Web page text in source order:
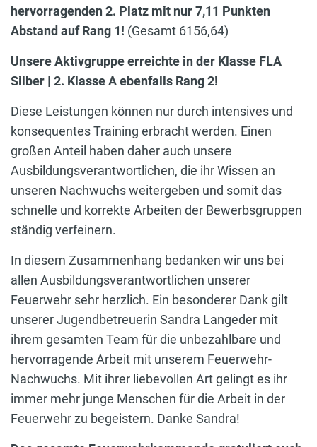
hervorragenden 2. Platz mit nur 7,11 Punkten
Abstand auf Rang 1! (Gesamt 6156,64)
Unsere Aktivgruppe erreichte in der Klasse FLA
Silber | 2. Klasse A ebenfalls Rang 2!
Diese Leistungen können nur durch intensives und
konsequentes Training erbracht werden. Einen
großen Anteil haben daher auch unsere
Ausbildungsverantwortlichen, die ihr Wissen an
unseren Nachwuchs weitergeben und somit das
schnelle und korrekte Arbeiten der Bewerbsgruppen
ständig verfeinern.
In diesem Zusammenhang bedanken wir uns bei
allen Ausbildungsverantwortlichen unserer
Feuerwehr sehr herzlich. Ein besonderer Dank gilt
unserer Jugendbetreuerin Sandra Langeder mit
ihrem gesamten Team für die unbezahlbare und
hervorragende Arbeit mit unserem Feuerwehr-
Nachwuchs. Mit ihrer liebevollen Art gelingt es ihr
immer mehr junge Menschen für die Arbeit in der
Feuerwehr zu begeistern. Danke Sandra!